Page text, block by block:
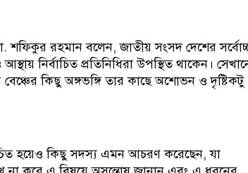
শফিকুর রহমান বলেন, জাতীয় সংসদ দেশের
নির্বাচিত প্রতিনিধিরা উপস্থিত থাকেন।
কিছু অঙ্গভঙ্গি তার কাছে অশোভন ও দৃষ্টিকটু
হয়েও কিছু সদস্য এমন আচরণ করেছেন, যা